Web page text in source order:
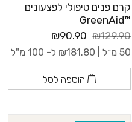
קרם פנים טיפולי לפצעונים
™GreenAid
₪129.90
₪90.90
50 מ״ל | ₪181.80 ל- 100 מ"ל
הוספה לסל